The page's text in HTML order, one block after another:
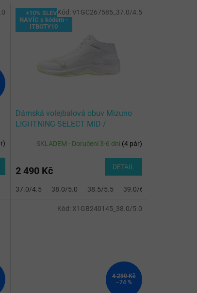
)
+10% SLEVA
NAVÍC s kódem -
ITBOTY10
Dámská volejbalová obuv Mizuno
LIGHTNING SELECT MID /
SKLADEM - Doručení 3-6 dní(4 pár)
2 490 Kč DETAIL
37.0/4.5 38.0/5.0 38.5/5.5 39.0/6.0
Kód: V1GC267585_37.0/4.5
4 290 Kč
–74 %
Kód: X1GB240145_38.0/5.0